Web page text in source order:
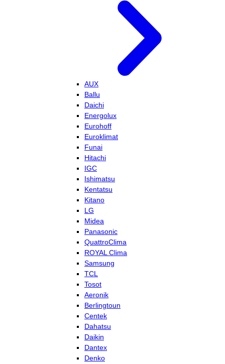
AUX
Ballu
Daichi
Energolux
Eurohoff
Euroklimat
Funai
Hitachi
IGC
Ishimatsu
Kentatsu
Kitano
LG
Midea
Panasonic
QuattroClima
ROYAL Clima
Samsung
TCL
Tosot
Aeronik
Berlingtoun
Centek
Dahatsu
Daikin
Dantex
Denko